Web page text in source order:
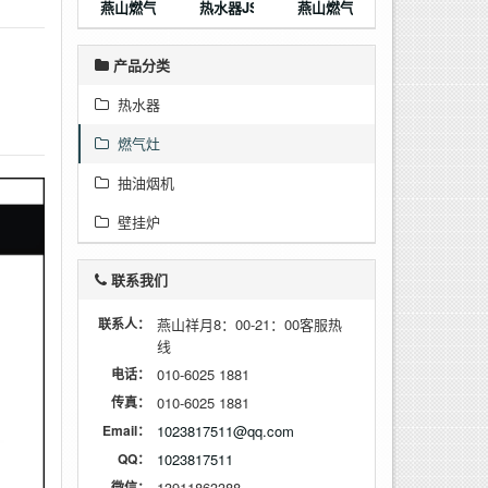
燕山燃气灶JZT-A801热水器JSQ30-YS16K 数码恒温热水器
燕山燃气灶JZT-B801
产品分类
热水器
燃气灶
抽油烟机
壁挂炉
联系我们
联系人：
燕山祥月8：00-21：00客服热
线
电话： 010-6025 1881
传真： 010-6025 1881
Email： 1023817511@qq.com
QQ： 1023817511